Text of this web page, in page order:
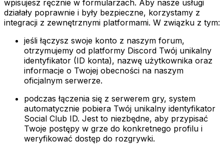
wpisujesz ręcznie w formularzach. Aby nasze usługi
działały poprawnie i były bezpieczne, korzystamy z
integracji z zewnętrznymi platformami. W związku z tym:
jeśli łączysz swoje konto z naszym forum,
otrzymujemy od platformy Discord Twój unikalny
identyfikator (ID konta), nazwę użytkownika oraz
informacje o Twojej obecności na naszym
oficjalnym serwerze.
podczas łączenia się z serwerem gry, system
automatycznie pobiera Twój unikalny identyfikator
Social Club ID. Jest to niezbędne, aby przypisać
Twoje postępy w grze do konkretnego profilu i
weryfikować dostęp do rozgrywki.